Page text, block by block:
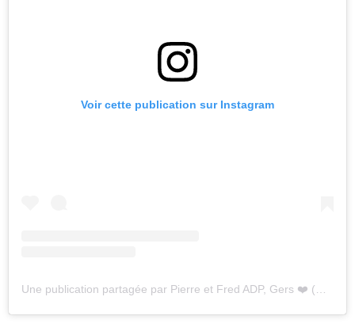
Voir cette publication sur Instagram
Une publication partagée par Pierre et Fred ADP, Gers ❤️ (@pierrefredlamourestdanslepre)